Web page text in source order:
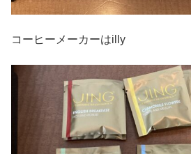
コーヒーメーカーはilly